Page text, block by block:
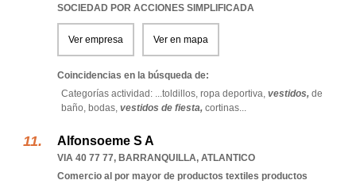
SOCIEDAD POR ACCIONES SIMPLIFICADA
Ver empresa Ver en mapa
Coincidencias en la búsqueda de:
Categorías actividad: ...toldillos, ropa deportiva, vestidos, de
baño, bodas, vestidos de fiesta, cortinas...
Alfonsoeme S A
VIA 40 77 77, BARRANQUILLA, ATLANTICO
Comercio al por mayor de productos textiles productos